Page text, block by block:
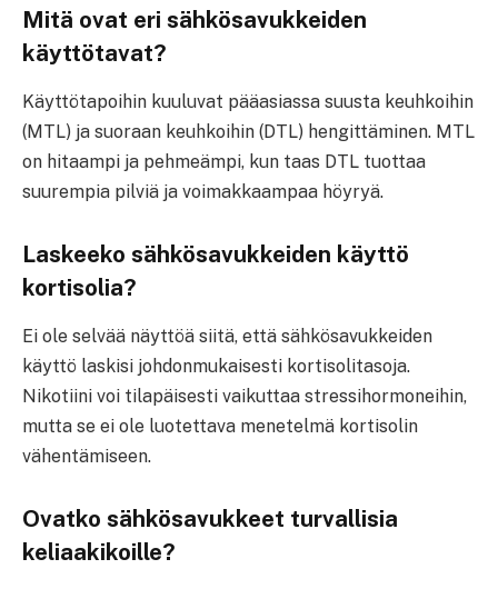
Mitä ovat eri sähkösavukkeiden
käyttötavat?
Käyttötapoihin kuuluvat pääasiassa suusta keuhkoihin
(MTL) ja suoraan keuhkoihin (DTL) hengittäminen. MTL
on hitaampi ja pehmeämpi, kun taas DTL tuottaa
suurempia pilviä ja voimakkaampaa höyryä.
Laskeeko sähkösavukkeiden käyttö
kortisolia?
Ei ole selvää näyttöä siitä, että sähkösavukkeiden
käyttö laskisi johdonmukaisesti kortisolitasoja.
Nikotiini voi tilapäisesti vaikuttaa stressihormoneihin,
mutta se ei ole luotettava menetelmä kortisolin
vähentämiseen.
Ovatko sähkösavukkeet turvallisia
keliaakikoille?